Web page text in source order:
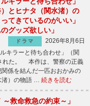
）とヒナタ（関水渚）の
てきているのがいい」
グッズ欲しい」
ドラマ
2026年8月6日
キラーと待ち合わせ」（関
れた。 本作は、警察の正義
係を結んだ一匹おおかみの
渚）の物語 … 続きを読む
～救命救急の約束～」